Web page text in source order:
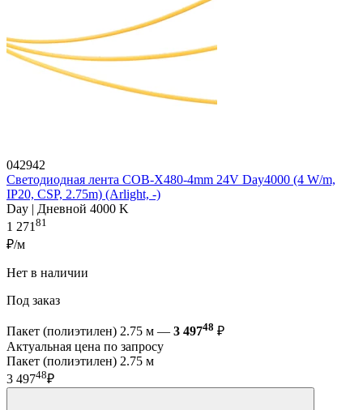
042942
Светодиодная лента COB-X480-4mm 24V Day4000 (4 W/m,
IP20, CSP, 2.75m) (Arlight, -)
Day | Дневной 4000 K
1 27181
₽/м
Нет в наличии
Под заказ
Пакет (полиэтилен) 2.75 м — 3 49748 ₽
Актуальная цена по запросу
Пакет (полиэтилен) 2.75 м
3 49748₽